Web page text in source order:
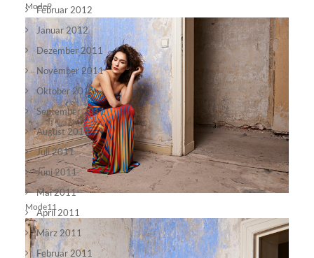
Mode9
Mode11
Februar 2012
Januar 2012
Dezember 2011
November 2011
Oktober 2011
September 2011
August 2011
Juli 2011
Juni 2011
Mai 2011
April 2011
März 2011
Februar 2011